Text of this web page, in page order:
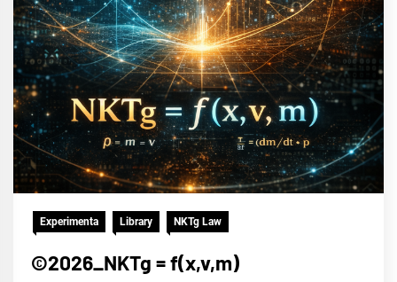
Experimenta Library NKTg Law
©2026_NKTg = f(x,v,m)